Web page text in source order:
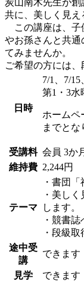
共に、美しく見え
この講座は、子
やお孫さんと共通
てみませんか。
ご希望の方には、
日時
7/1、7/15
第1・3水
ホームペ
までとな
受講料 会員 3か
維持費 2,244円
テーマ
・書団
・美し
します。
・競書
・段級
途中受
講
できます
見学 できます